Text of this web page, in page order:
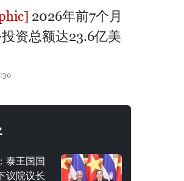
2026年前7个月
资总额达23.6亿美
泰王国国
议院议长